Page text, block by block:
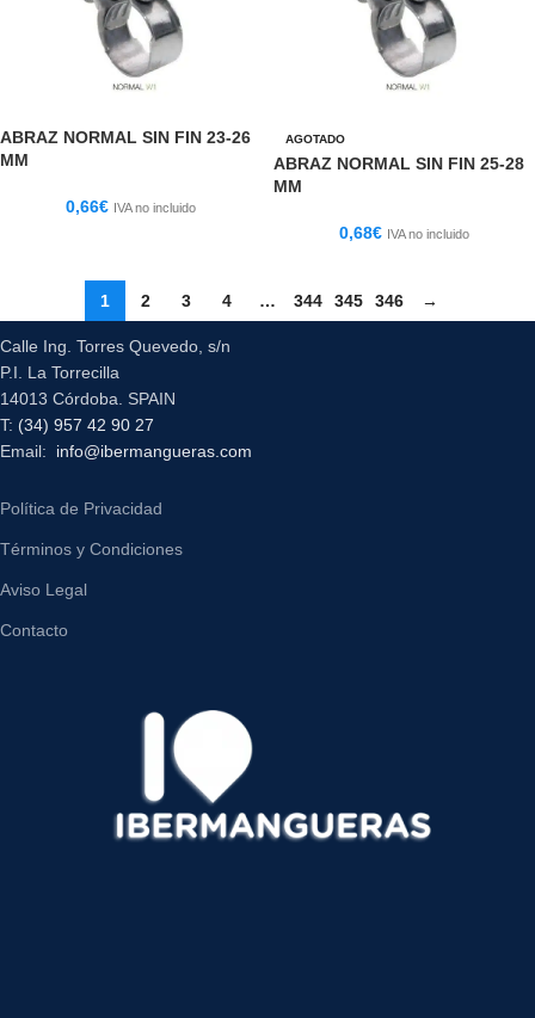
ABRAZ NORMAL SIN FIN 23-26
MM
0,66€ IVA no incluido
AGOTADO
ABRAZ NORMAL SIN FIN 25-28
MM
0,68€ IVA no incluido
1 2 3 4 … 344 345 346 →
Calle Ing. Torres Quevedo, s/n
P.I. La Torrecilla
14013 Córdoba. SPAIN
T: (34) 957 42 90 27
Email: info@ibermangueras.com
Política de Privacidad
Términos y Condiciones
Aviso Legal
Contacto